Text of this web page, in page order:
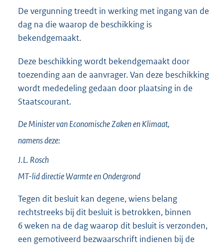
De vergunning treedt in werking met ingang van de
dag na die waarop de beschikking is
bekendgemaakt.
Deze beschikking wordt bekendgemaakt door
toezending aan de aanvrager. Van deze beschikking
wordt mededeling gedaan door plaatsing in de
Staatscourant.
De Minister van Economische Zaken en Klimaat,
namens deze:
J.L. Rosch
MT-lid directie Warmte en Ondergrond
Tegen dit besluit kan degene, wiens belang
rechtstreeks bij dit besluit is betrokken, binnen
6 weken na de dag waarop dit besluit is verzonden,
een gemotiveerd bezwaarschrift indienen bij de